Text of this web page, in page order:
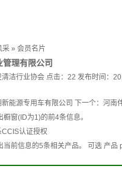
采 » 会员名片
管理有限公司
洁行业协会 点击：22 发布时间：
能源专用车有限公司 下一个： 河南
窗(ID为1)的前4条信息。
认证授权
当前信息的5条相关产品。 可选 产